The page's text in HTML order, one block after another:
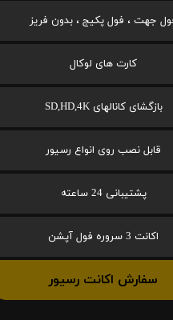
جهت ، فول پکیج ، بدون فریز
کارت های لوکال
بازگشای کانالهای SD,HD,4K
قابل نصب روی انواع رسیور
پشتیبانی 24 ساعته
اکانت 3 سروره فول آپشن
سفارش اکانت رسیور